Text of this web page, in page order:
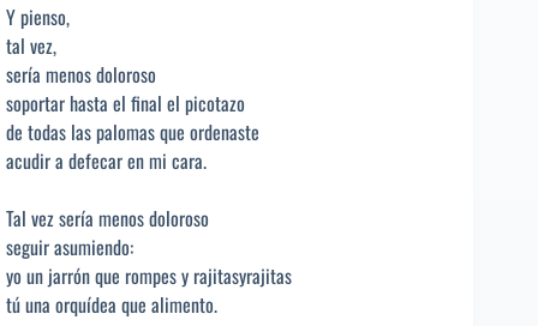
Y pienso,
tal vez,
sería menos doloroso
soportar hasta el final el picotazo
de todas las palomas que ordenaste
acudir a defecar en mi cara.
Tal vez sería menos doloroso
seguir asumiendo:
yo un jarrón que rompes y rajitasyrajitas
tú una orquídea que alimento.